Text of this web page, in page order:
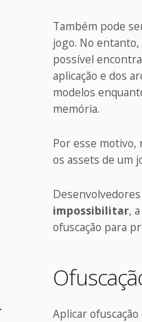
Também pode
jogo. No
possível
aplicação e dos
modelos
memória.
Por esse motivo,
os assets de um
impossibilitar,
ofuscação para
Aplicar